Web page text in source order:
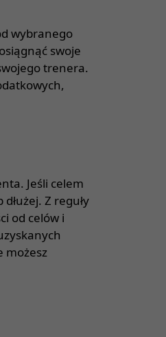
wybranego
swoje
trenera.
Jeśli celem
Z reguły
od celów i
możesz